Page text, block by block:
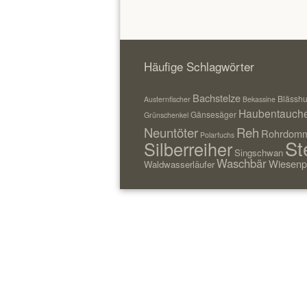
Häufige Schlagwörter
Austernfischer Bachstelze Bekassine
Grünschenkel Gänsesäger
Neuntöter Polarfuchs Reh
Silberreiher Singschwan
WaldwasserläuferWaschbär